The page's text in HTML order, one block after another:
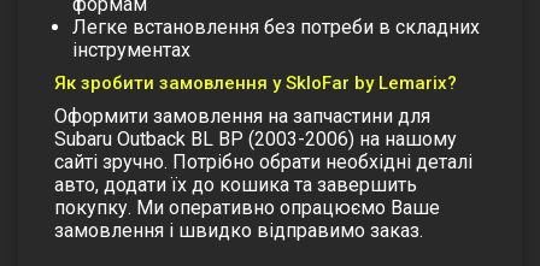
Легке встановлення без потреби в складних
інструментах
Як зробити замовлення у SkloFar by Lemarix?
Оформити замовлення на запчастини для
Subaru Outback BL BP (2003-2006) на нашому
сайті зручно. Потрібно обрати необхідні деталі
авто, додати їх до кошика та завершить
покупку. Ми оперативно опрацюємо Ваше
замовлення і швидко відправимо заказ.